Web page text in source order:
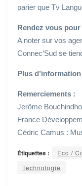
parier que Tv
Rendez vous pour
A noter sur vos
Connec’Sud se
Plus
Remerciements :
Jerôme
France
Cédric Camus :
Étiquettes : Eco /
Technologie